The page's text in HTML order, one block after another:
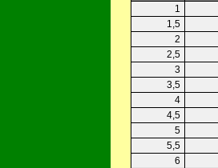
1
1,5
2
2,5
3
3,5
4
4,5
5
5,5
6